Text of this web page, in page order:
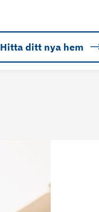
Hitta ditt nya hem